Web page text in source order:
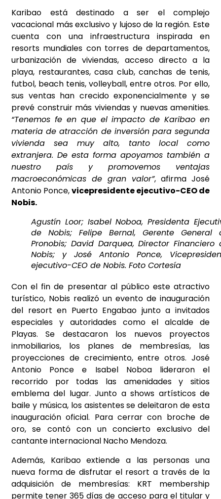
Karibao está destinado a ser el complejo
vacacional más exclusivo y lujoso de la región. Este
cuenta con una infraestructura inspirada en
resorts mundiales con torres de departamentos,
urbanización de viviendas, acceso directo a la
playa, restaurantes, casa club, canchas de tenis,
futbol, beach tenis, volleyball, entre otros. Por ello,
sus ventas han crecido exponencialmente y se
prevé construir más viviendas y nuevas amenities.
“Tenemos fe en que el impacto de Karibao en
materia de atracción de inversión para segunda
vivienda sea muy alto, tanto local como
extranjera. De esta forma apoyamos también a
nuestro país y promovemos ventajas
macroeconómicas de gran valor”, afirma José
Antonio Ponce,vicepresidente ejecutivo-CEO de
Nobis.
Agustín Loor; Isabel Noboa, Presidenta
de Nobis; Felipe Bernal, Gerente General
Pronobis; David Darquea, Director Financiero
Nobis; y José Antonio Ponce,
ejecutivo-CEO de Nobis. Foto Cortesía
Con el fin de presentar al público este atractivo
turístico, Nobis realizó un evento de inauguración
del resort en Puerto Engabao junto a invitados
especiales y autoridades como el alcalde de
Playas. Se destacaron los nuevos proyectos
inmobiliarios, los planes de membresías, las
proyecciones de crecimiento, entre otros. José
Antonio Ponce e Isabel Noboa lideraron el
recorrido por todas las amenidades y sitios
emblema del lugar. Junto a shows artísticos de
baile y música, los asistentes se deleitaron de esta
inauguración oficial. Para cerrar con broche de
oro, se contó con un concierto exclusivo del
cantante internacional Nacho Mendoza.
Además, Karibao extiende a las personas una
nueva forma de disfrutar el resort a través de la
adquisición de membresías: KRT membership
permite tener 365 días de acceso para el titular y